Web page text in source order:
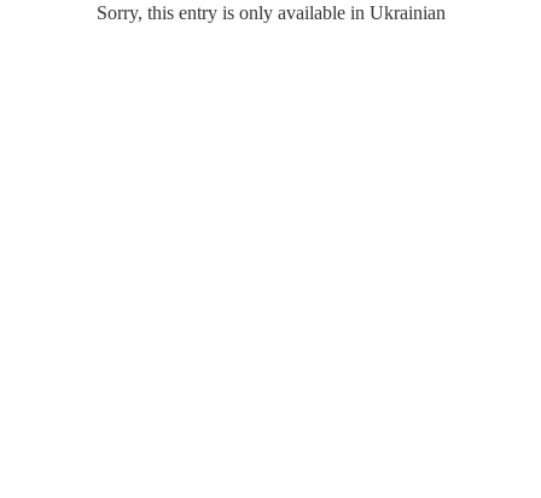
Sorry, this entry is only available in Ukrainian